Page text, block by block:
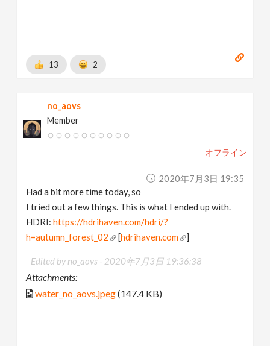
13 2
no_aovs
Member
オフライン
2020年7月3日 19:35
Had a bit more time today, so
I tried out a few things. This is what I ended up with.
HDRI:https://hdrihaven.com/hdri/?
h=autumn_forest_02
[hdrihaven.com ]
Edited by no_aovs - 2020年7月3日 19:36:38
Attachments:
water_no_aovs.jpeg(147.4 KB)